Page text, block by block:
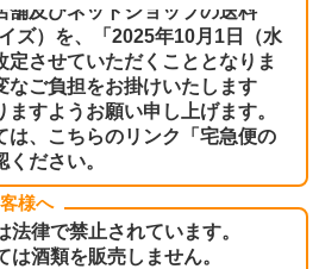
舗及びネットショップの送料
ズ）を、「2025年10月1日（水
定させていただくこととなりま
なご負担をお掛けいたします
すようお願い申し上げます。
は、こちらのリンク
「宅急便の
ください。
様へ
律で禁止されています。
酒類を販売しません。